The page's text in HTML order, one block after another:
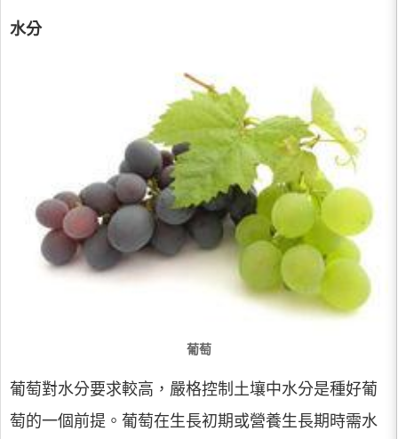
水分
葡萄
葡萄對水分要求較高，嚴格控制土壤中水分是種好葡
萄的一個前提。葡萄在生長初期或營養生長期時需水